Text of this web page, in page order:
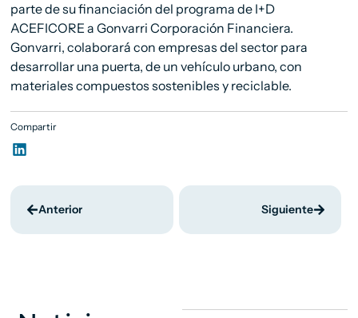
parte de su financiación del programa de I+D
ACEFICORE a Gonvarri Corporación Financiera.
Gonvarri, colaborará con empresas del sector para
desarrollar una puerta, de un vehículo urbano, con
materiales compuestos sostenibles y reciclable.
Compartir
Anterior Siguiente